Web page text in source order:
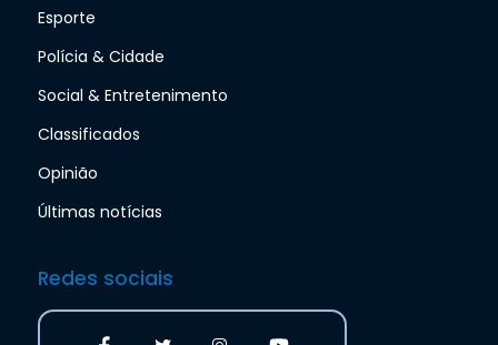
Esporte
Polícia & Cidade
Social & Entretenimento
Classificados
Opinião
Últimas notícias
Redes sociais